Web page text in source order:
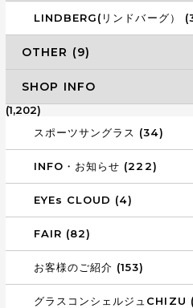
LINDBERG(リンドバーグ）
OTHER (9)
SHOP INFO
(1,202)
スポーツサングラス (34)
INFO・お知らせ (222)
EYEs CLOUD (4)
FAIR (82)
お客様のご紹介 (153)
グラスコンシェルジュCHIZU